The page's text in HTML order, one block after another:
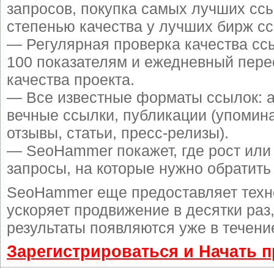
запросов, покупка самых лучших
степенью качества у лучших бирж
— Регулярная проверка качества
100 показателям и ежедневный
качества проекта.
— Все известные форматы ссылок:
вечные ссылки, публикации
отзывы, статьи, пресс-релизы).
— SeoHammer покажет, где рост
запросы, на которые нужно
SeoHammer еще предоставляет
ускоряет продвижение в десятки
результаты появляются уже в
Зарегистрироваться и Начать